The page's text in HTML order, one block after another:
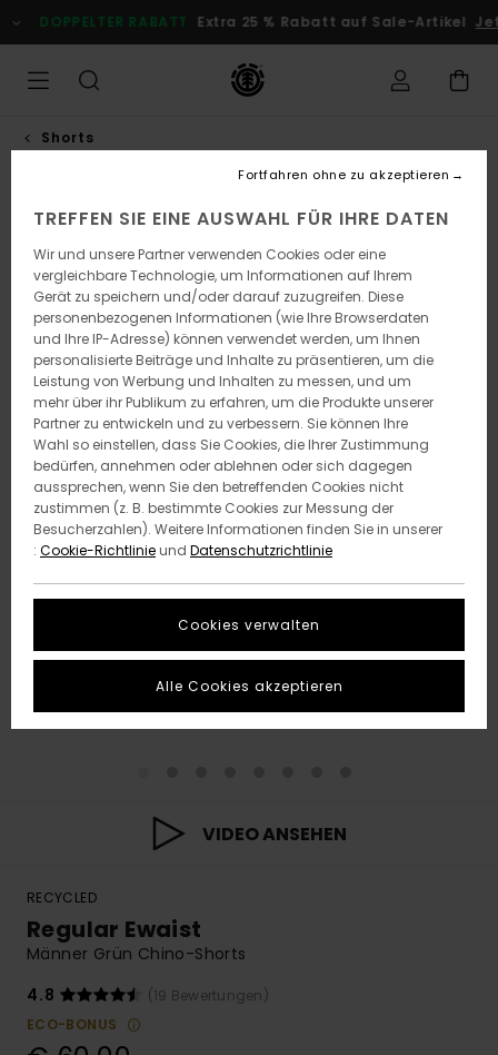
zur
Produktinformation
DOPPELTER RABATT Extra 25 % Rabatt auf Sale-Artikel
Shorts
VIDEO ANSEHEN
RECYCLED
Regular Ewaist
Männer Grün Chino-Shorts
4.8
(19 Bewertungen)
ECO-BONUS
TREFFEN SIE EINE AUSWAHL FÜR IHRE DATEN
Wir und unsere Partner verwenden Cookies oder eine
vergleichbare Technologie, um Informationen auf Ihrem
Gerät zu speichern und/oder darauf zuzugreifen. Diese
personenbezogenen Informationen (wie Ihre Browserdaten
und Ihre IP-Adresse) können verwendet werden, um Ihnen
personalisierte Beiträge und Inhalte zu präsentieren, um die
Leistung von Werbung und Inhalten zu messen, und um
mehr über ihr Publikum zu erfahren, um die Produkte unserer
Partner zu entwickeln und zu verbessern. Sie können Ihre
Wahl so einstellen, dass Sie Cookies, die Ihrer Zustimmung
bedürfen, annehmen oder ablehnen oder sich dagegen
aussprechen, wenn Sie den betreffenden Cookies nicht
zustimmen (z. B. bestimmte Cookies zur Messung der
Besucherzahlen). Weitere Informationen finden Sie in unserer
: Cookie-Richtlinieund Datenschutzrichtlinie
Cookies verwalten
Fortfahren ohne zu akzeptieren
Alle Cookies akzeptieren